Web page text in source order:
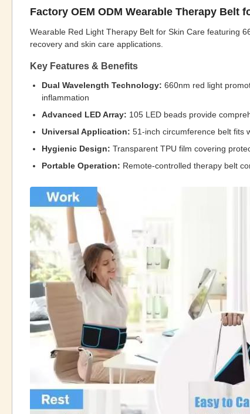
Factory OEM ODM Wearable Therapy Belt
Wearable Red Light Therapy Belt for Skin Care featuring
recovery and skin care applications.
Key Features & Benefits
Dual Wavelength Technology: 660nm red light
inflammation
Advanced LED Array: 105 LED beads provide
Universal Application: 51-inch circumference belt fits
Hygienic Design: Transparent TPU film covering
Portable Operation: Remote-controlled therapy belt